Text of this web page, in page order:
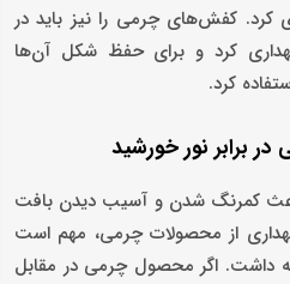
کرد. کفش‌های چرمی را نیز باید در
کرد و برای حفظ شکل آن‌ها
کرد.
برابر نور خورشید
کمرنگ شدن و آسیب دیدن بافت
از محصولات چرمی، مهم است
داشت. اگر محصول چرمی در مقابل